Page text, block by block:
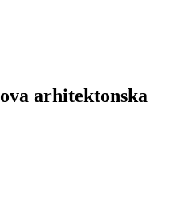
arhitektonska